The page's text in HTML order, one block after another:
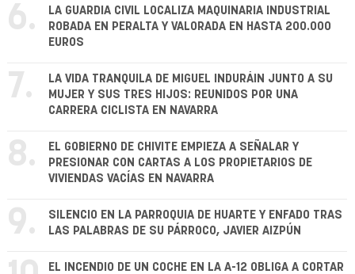
6.
LA GUARDIA CIVIL LOCALIZA MAQUINARIA INDUSTRIAL
ROBADA EN PERALTA Y VALORADA EN HASTA 200.000
EUROS
7.
LA VIDA TRANQUILA DE MIGUEL INDURÁIN JUNTO A SU
MUJER Y SUS TRES HIJOS: REUNIDOS POR UNA
CARRERA CICLISTA EN NAVARRA
8.
EL GOBIERNO DE CHIVITE EMPIEZA A SEÑALAR Y
PRESIONAR CON CARTAS A LOS PROPIETARIOS DE
VIVIENDAS VACÍAS EN NAVARRA
9.
SILENCIO EN LA PARROQUIA DE HUARTE Y ENFADO TRAS
LAS PALABRAS DE SU PÁRROCO, JAVIER AIZPÚN
EL INCENDIO DE UN COCHE EN LA A-12 OBLIGA A CORTAR